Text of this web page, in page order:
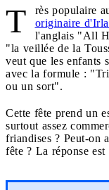
T rès populaire
originaire
l'anglais "All
"la veillée de la
veut que les enfants
avec la formule :
ou un sort".
Cette fête prend un
surtout assez
friandises ? Peut-on
fête ? La réponse est